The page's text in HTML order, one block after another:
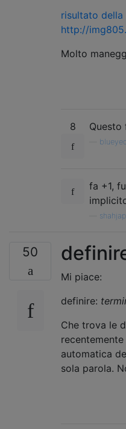
risultato
http://
Molto
8 Questo
blueyed
fa +1,
50
Mi piace:
definire:
Che trova le
automatica
sola parola.